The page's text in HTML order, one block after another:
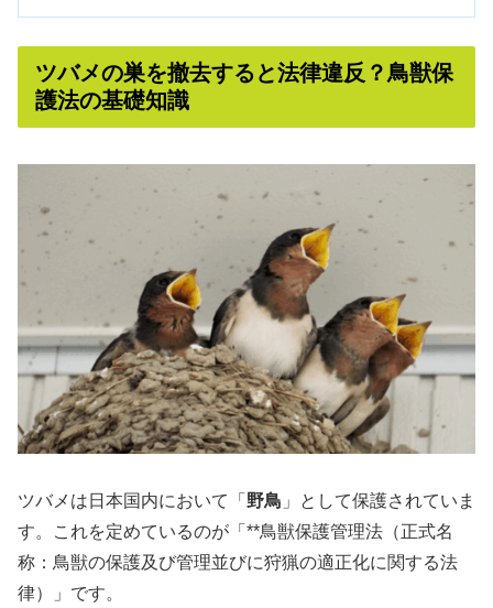
ツバメの巣を撤去すると法律違反？鳥獣保
護法の基礎知識
ツバメは日本国内において「 野鳥 」として保護されていま
す。これを定めているのが「**鳥獣保護管理法（正式名
称：鳥獣の保護及び管理並びに狩猟の適正化に関する法
律）」です。